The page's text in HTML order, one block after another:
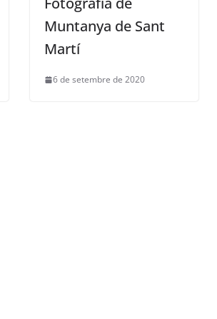
Muntanya de Sant
Martí
6 de setembre de 2020